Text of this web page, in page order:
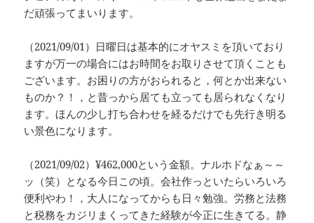
だ頑張ってまいります。
（2021/09/01）日曜日は基本的にオヤスミを頂いており
ますが万一の場合にはお時間をお取りさせて頂くことも
ございます。お困りの方がおられると，何とか出来ない
ものか？！，と昔っから居ても立っても居られなくなり
ます。ほんの少し打ち合わせを経るだけでも先行き明る
い景色になります。
（2021/09/02）¥462,000という金額。ナルホドなぁ～～
ッ（笑）となる今日この頃。会社作っといたらいろいろ
便利やわ！，大人になってからも日々勉強。労務と法務
と税務をカジリまくってきた経験が今正に生きてる。静